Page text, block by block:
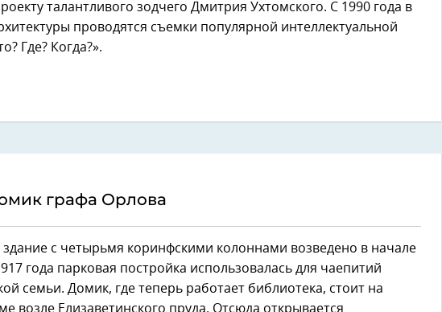
талантливого зодчего Дмитрия Ухтомского. С 1990 года в
проводятся съемки популярной интеллектуальной
Где? Когда?».
графа Орлова
здание с четырьмя коринфскими колоннами возведено в начале
года парковая постройка использовалась для чаепитий
семьи. Домик, где теперь работает библиотека, стоит на
возле Елизаветинского пруда. Отсюда открывается